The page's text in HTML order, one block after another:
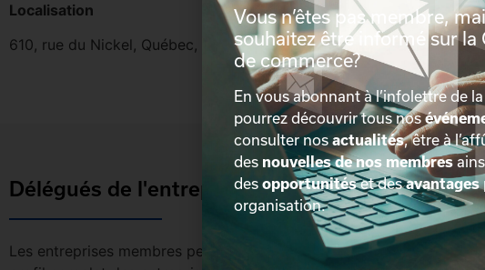
Localisation
610, rue du Nickel, Québec, Québec, G2N 0J8
Délégués de l'entreprise
Les entreprises membres peuvent bénéficier d’une version plus
Vous n’êtes pas membre,
souhaitez être informé sur la
de commerce?
En vous abonnant à l’infolettre de
pourrez découvrir tous nos
consulter nosactualités, être à
des nouvelles de nos membres
des opportunitéset desavantages
organisation.